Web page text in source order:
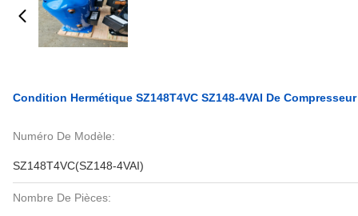
Condition Hermétique SZ148T4VC SZ148-4VAI De
Numéro De Modèle:
SZ148T4VC(SZ148-4VAI)
Nombre De Pièces: